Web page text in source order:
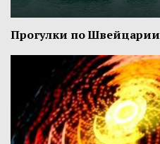
Прогулки по Швейцарии